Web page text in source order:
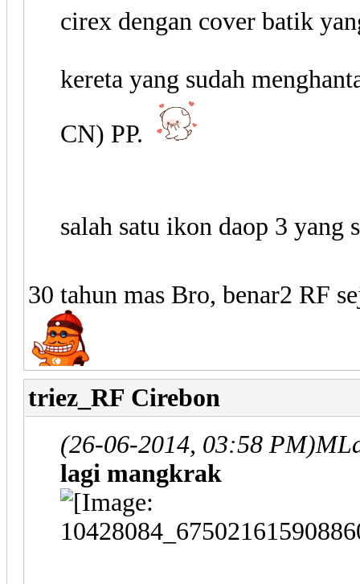
cirex dengan cover batik
kereta yang sudah
CN) PP.
salah satu ikon daop 3 yang
30 tahun mas Bro, benar2 RF
triez_RF Cirebon
(26-06-2014, 03:58 PM)
lagi mangkrak